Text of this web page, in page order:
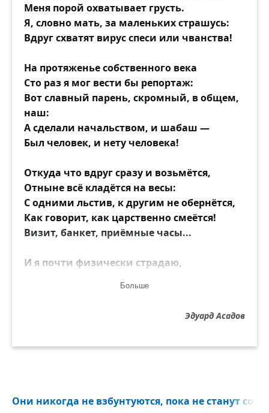
Меня порой охватывает грусть.
Я, словно мать, за маленьких страшусь:
Вдруг схватят вирус спеси или чванства!
На протяженье собственного века
Сто раз я мог вести бы репортаж:
Вот славный парень, скромный, в общем,
наш:
А сделали начальством, и шабаш —
Был человек, и нету человека!
Откуда что вдруг сразу и возьмётся,
Отныне всё кладётся на весы:
С одними льстив, к другим не обернётся,
Как говорит, как царственно смеётся!
Визит, банкет, приёмные часы...
И я почти физически страдаю,
Он всё дубеет, чванством обрастая,
Ну чем ему, несчастному, помочь?!
И как ему, бедняге, втолковать,
А за дверьми его и не видать?
Больше
Эдуард Асадов
Они никогда не взбунтуются, пока не станут